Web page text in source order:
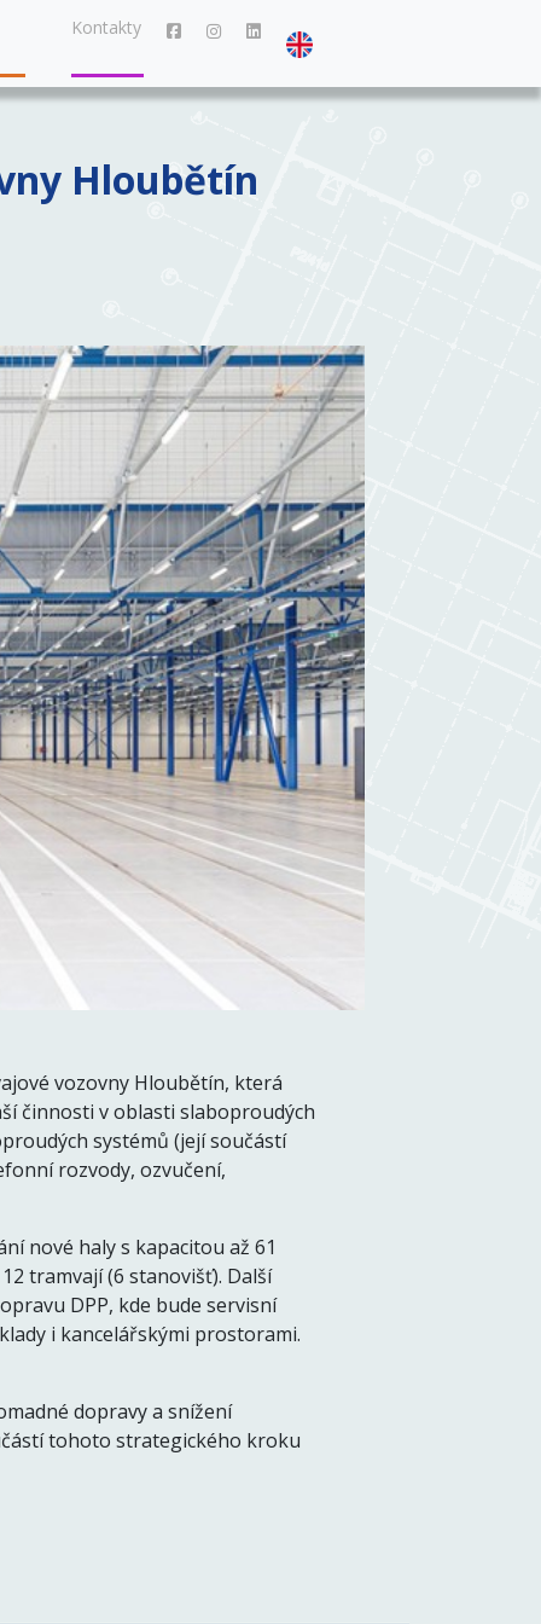
Kontakty
Hloubětín
vozovny Hloubětín, která
činnosti v oblasti slaboproudých
systémů (její součástí
rozvody, ozvučení,
nové haly s kapacitou až 61
tramvají (6 stanovišť). Další
DPP, kde bude servisní
i kancelářskými prostorami.
dopravy a snížení
tohoto strategického kroku